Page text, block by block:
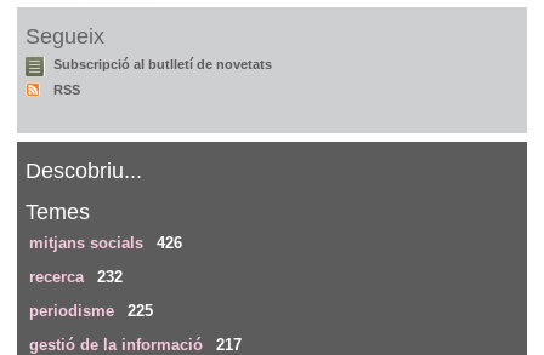
Segueix
Subscripció al butlletí de novetats
RSS
Descobriu...
Temes
mitjans socials
426
recerca
232
periodisme
225
gestió de la informació
217